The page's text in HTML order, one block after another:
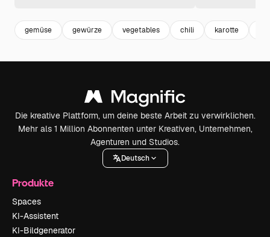
gemüse gewürze vegetables chili karotte
Die kreative Plattform, um deine beste Arbeit zu verwirklichen.
Mehr als 1 Million Abonnenten unter Kreativen, Unternehmen,
Agenturen und Studios.
Deutsch
Produkte
Spaces
KI-Assistent
KI-Bildgenerator